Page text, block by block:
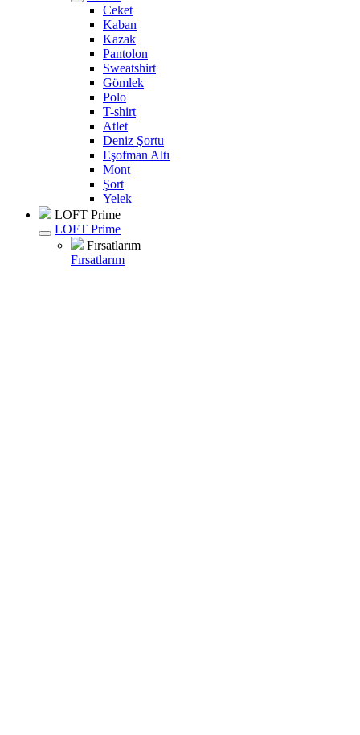
Ceket
Kaban
Kazak
Pantolon
Sweatshirt
Gömlek
Polo
T-shirt
Atlet
Deniz Şortu
Eşofman Altı
Mont
Şort
Yelek
LOFT Prime
LOFT Prime
Fırsatlarım
Fırsatlarım